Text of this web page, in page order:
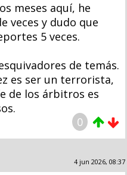
meses aquí, he
veces y dudo que
5 veces.
de temás.
es ser un terrorista,
de los árbitros es
0
4 jun 2026, 08:37